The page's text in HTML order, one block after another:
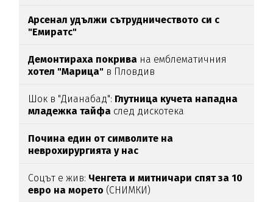
Арсенал удължи сътрудничеството си с
"Емиратс"
Демонтираха покрива на емблематичния
хотел "Марица" в Пловдив
Шок в "Дианабад": Глутница кучета нападна
младежка тайфа след дискотека
Почина един от символите на
неврохирургията у нас
Соцът е жив: Ченгета и митничари спят за 10
евро на морето (СНИМКИ)